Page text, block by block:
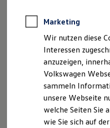
Rekuperation
Laden
Laden
Ladestationen
Batterie
Sicherheit
Nachhaltigkeit
Technologie
Kosten und Kauf
Der neue ID.3
So geht neu. Klar im
Entdecken Sie jetzt
Mehr zum ID.3 Neo
Marketing
Wir nutzen diese
Interessen
anzuzeigen,
Volkswagen
sammeln
unsere Webseite
welche Seiten Sie
wie Sie sich auf